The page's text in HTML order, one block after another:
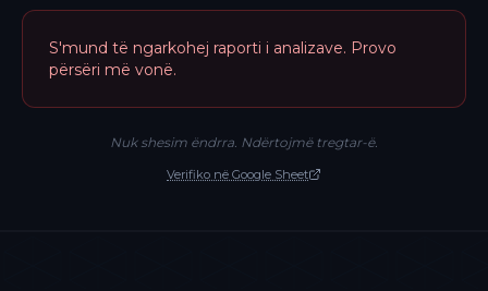
S'mund të ngarkohej raporti i analizave. Provo
përsëri më vonë.
Nuk shesim ëndrra. Ndërtojmë tregtar-ë.
Verifiko në Google Sheet